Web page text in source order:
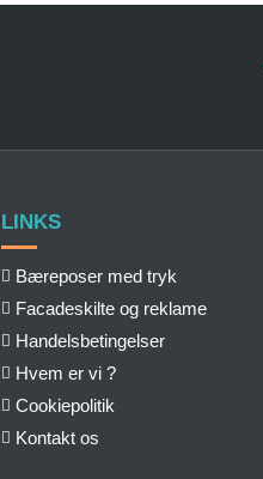
LINKS
Bæreposer med tryk
Facadeskilte og reklame
Handelsbetingelser
Hvem er vi ?
Cookiepolitik
Kontakt os